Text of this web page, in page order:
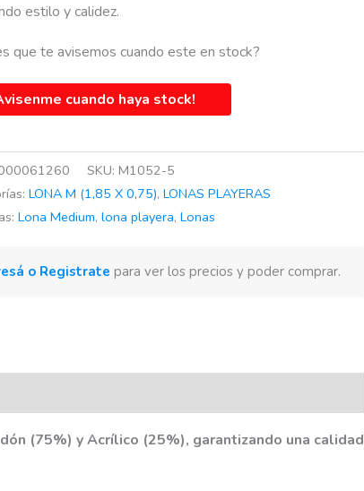
estilo y calidez.
que te avisemos cuando este en stock?
cuando haya stock!
SKU:M1052-5
LONA M (1,85 X 0,75),LONAS PLAYERAS
Lona Medium,lona playera,Lonas
o Registrate para ver los precios y poder comprar.
(75%) y Acrílico (25%), garantizando una calidad